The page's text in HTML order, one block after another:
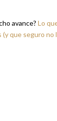
avance? Lo
que seguro no